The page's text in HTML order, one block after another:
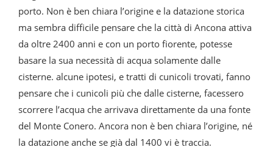
porto. Non è ben chiara l’origine e la datazione storica
ma sembra difficile pensare che la città di Ancona attiva
da oltre 2400 anni e con un porto fiorente, potesse
basare la sua necessità di acqua solamente dalle
cisterne. alcune ipotesi, e tratti di cunicoli trovati, fanno
pensare che i cunicoli più che dalle cisterne, facessero
scorrere l’acqua che arrivava direttamente da una fonte
del Monte Conero. Ancora non è ben chiara l’origine, né
la datazione anche se già dal 1400 vi è traccia.